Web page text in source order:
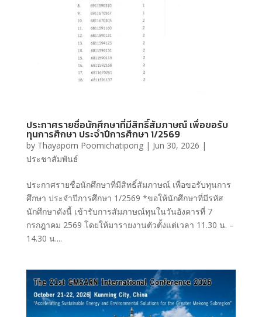
ประกาศรายชื่อนักศึกษาที่มีสิทธิ์สัมภาษณ์ เพื่อขอรับ
ทุนการศึกษา ประจำปีการศึกษา 1/2569
by Thayaporn Poomichatipong| Jun 30, 2026 |
ประชาสัมพันธ์
ประกาศรายชื่อนักศึกษาที่มีสิทธิ์สัมภาษณ์ เพื่อขอรับทุนการ
ศึกษา ประจำปีการศึกษา 1/2569 *ขอให้นักศึกษาที่มีรหัส
นักศึกษาดังนี้ เข้ารับการสัมภาษณ์ทุนในวันอังคารที่ 7
กรกฎาคม 2569 โดยให้มารายงานตัวตั้งแต่เวลา 11.30 น. –
14.30 น....